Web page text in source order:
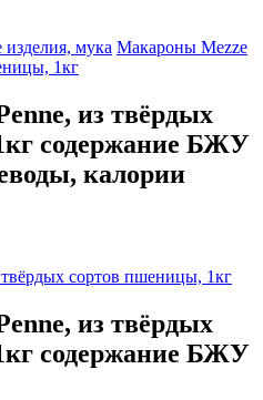
мука Макароны Mezze
1кг
из твёрдых
содержание БЖУ
калории
из твёрдых
содержание БЖУ